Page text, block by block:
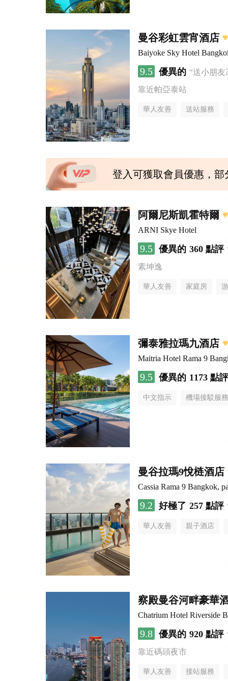
曼谷彩虹雲宵酒店
Baiyoke Sky Hotel
9.5 優異的 “送小朋友
靠近帕亞泰站
華人友善 送站服務
登入可獲取會員優惠，
阿爾尼斯凱霍特爾
ARNI Skye Hotel
9.5 優異的 360 點評
素坤逸
華人友善 家庭房
彌泰雅拉瑪九酒店
Maitria Hotel Rama 9
9.5 優異的 1173 點評
中文指示 機場接駁服務
曼谷拉瑪9悅梿酒店
Cassia Rama 9 Bangkok,
9.2 好極了 257 點評
華人友善 親子酒店
察殿曼谷河畔豪華
Chatrium Hotel Riverside
9.8 優異的 920 點評
靠近碼頭夜市
華人友善 接站服務